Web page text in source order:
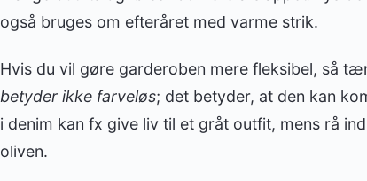
også bruges om efteråret med varme strik.
Hvis du vil gøre garderoben mere fleksibel, så
betyder ikke farveløs; det betyder, at den kan
i denim kan fx give liv til et gråt outfit, mens rå
oliven.